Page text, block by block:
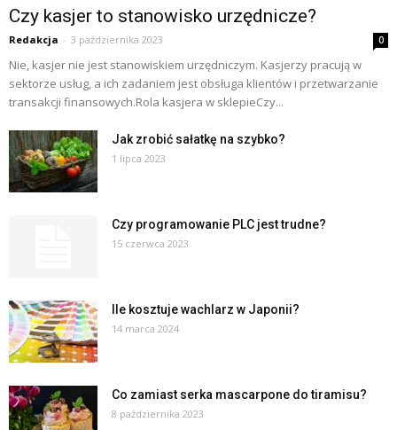
Czy kasjer to stanowisko urzędnicze?
Redakcja - 3 października 2023 0
Nie, kasjer nie jest stanowiskiem urzędniczym. Kasjerzy pracują w
sektorze usług, a ich zadaniem jest obsługa klientów i przetwarzanie
transakcji finansowych.Rola kasjera w sklepieCzy...
Jak zrobić sałatkę na szybko?
1 lipca 2023
Czy programowanie PLC jest trudne?
15 czerwca 2023
Ile kosztuje wachlarz w Japonii?
14 marca 2024
Co zamiast serka mascarpone do tiramisu?
8 października 2023